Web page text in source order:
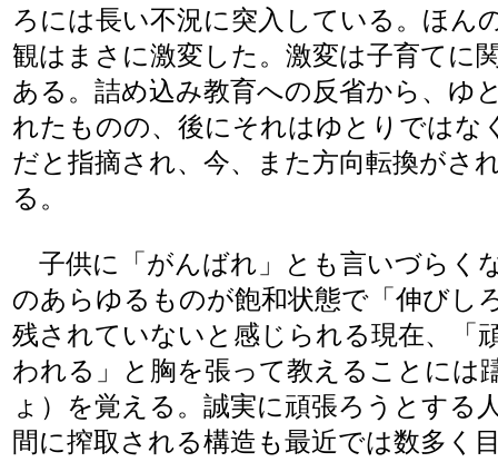
ろには長い不況に突入している。ほん
観はまさに激変した。激変は子育てに
ある。詰め込み教育への反省から、ゆ
れたものの、後にそれはゆとりではな
だと指摘され、今、また方向転換がさ
る。
子供に「がんばれ」とも言いづらく
のあらゆるものが飽和状態で「伸びし
残されていないと感じられる現在、「
われる」と胸を張って教えることには
ょ）を覚える。誠実に頑張ろうとする
間に搾取される構造も最近では数多く